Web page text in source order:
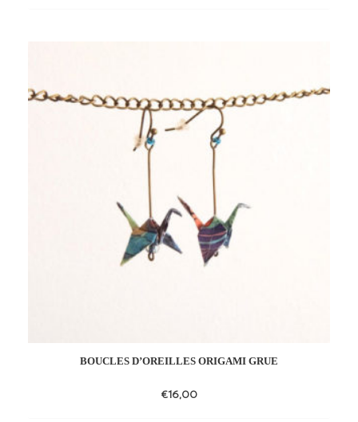
BOUCLES D’OREILLES ORIGAMI GRUE
€16,00